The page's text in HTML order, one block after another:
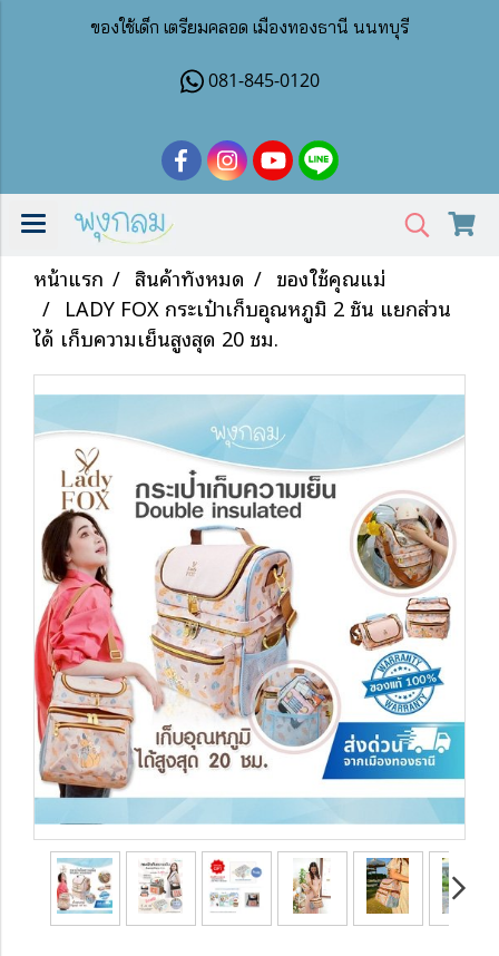
ของใช้เด็ก เตรียมคลอด เมืองทองธานี นนทบุรี
081-845-0120
หน้าแรก สินค้าทั้งหมด
ของใช้คุณแม่
LADY FOX กระเป๋าเก็บอุณหภูมิ 2 ชั้น แยกส่วน
ได้ เก็บความเย็นสูงสุด 20 ชม.